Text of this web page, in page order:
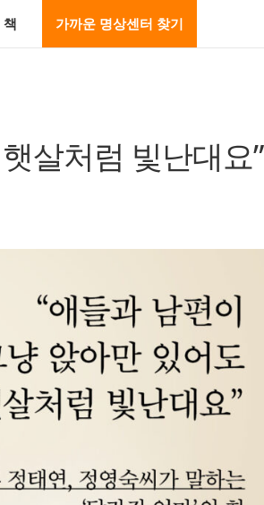
책 가까운 명상센터 찾기
살처럼 빛난대요”